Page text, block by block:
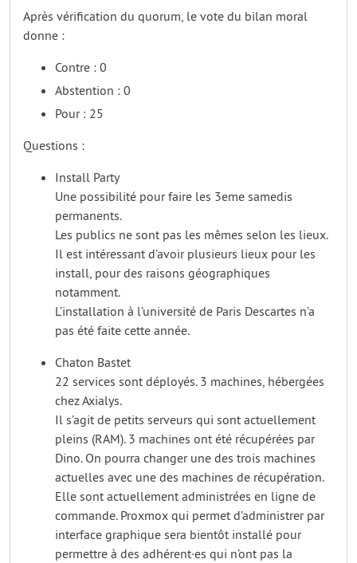
Après vérification du quorum, le vote du bilan moral
donne :
Contre : 0
Abstention : 0
Pour : 25
Questions :
Install Party
Une possibilité pour faire les 3eme samedis
permanents.
Les publics ne sont pas les mêmes selon les lieux.
Il est intéressant d’avoir plusieurs lieux pour les
install, pour des raisons géographiques
notamment.
L’installation à l’université de Paris Descartes n’a
pas été faite cette année.
Chaton Bastet
22 services sont déployés. 3 machines, hébergées
chez Axialys.
Il s’agit de petits serveurs qui sont actuellement
pleins (RAM). 3 machines ont été récupérées par
Dino. On pourra changer une des trois machines
actuelles avec une des machines de récupération.
Elle sont actuellement administrées en ligne de
commande. Proxmox qui permet d’administrer par
interface graphique sera bientôt installé pour
permettre à des adhérent·es qui n’ont pas la